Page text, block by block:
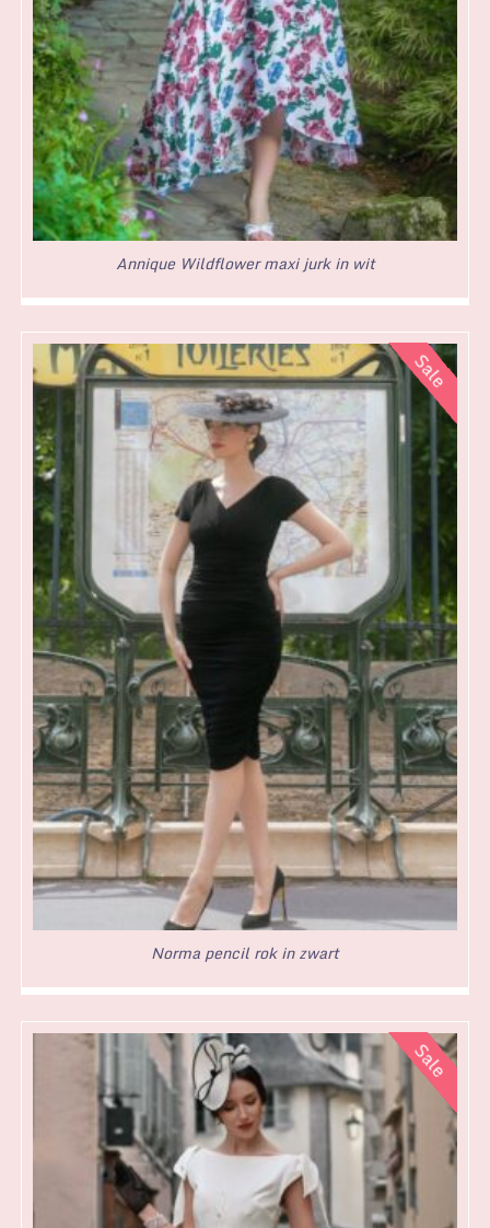
Annique Wildflower maxi jurk in wit
Norma pencil rok in zwart